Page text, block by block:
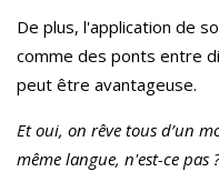
De plus, l'application de
comme des ponts entre
peut être avantageuse.
Et oui, on rêve tous d’un
même langue, n'est-ce pas ?